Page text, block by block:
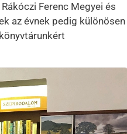
Ferenc Megyei és
az évnek pedig különösen